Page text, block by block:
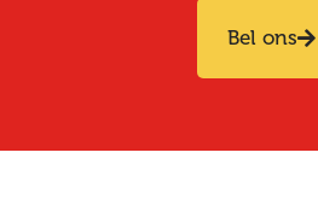
Bel ons